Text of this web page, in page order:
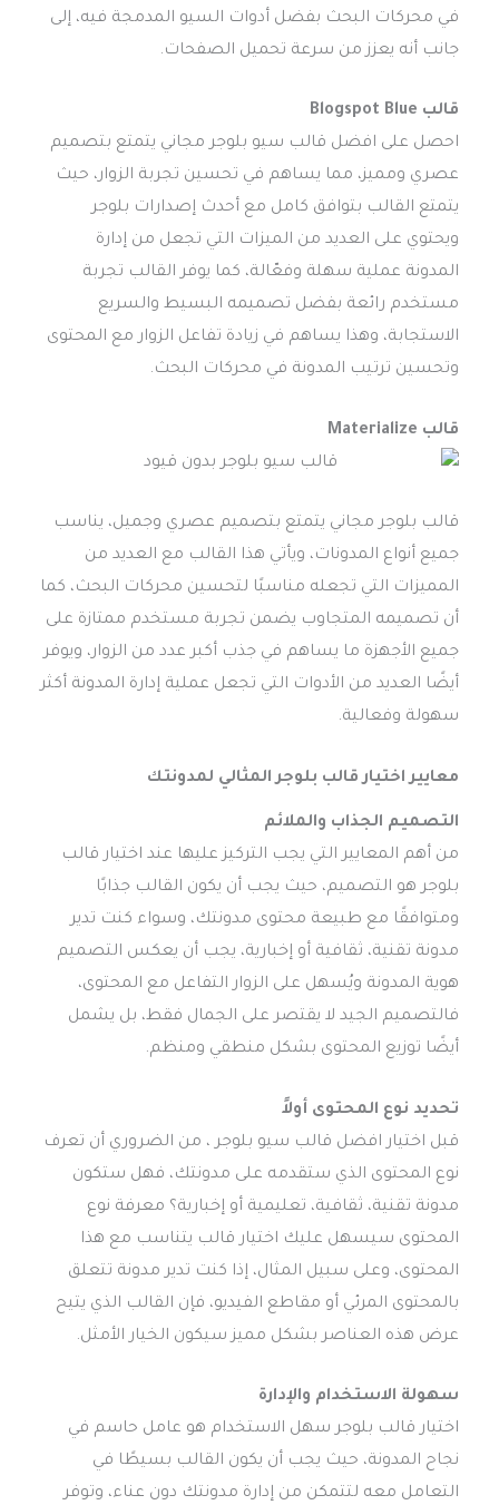
في محركات البحث بفضل أدوات السيو المدمجة فيه، إلى
جانب أنه يعزز من سرعة تحميل الصفحات.
قالب Blogspot Blue
احصل على افضل قالب سيو بلوجر مجاني يتمتع بتصميم
عصري ومميز، مما يساهم في تحسين تجربة الزوار، حيث
يتمتع القالب بتوافق كامل مع أحدث إصدارات بلوجر
ويحتوي على العديد من الميزات التي تجعل من إدارة
المدونة عملية سهلة وفعّالة، كما يوفر القالب تجربة
مستخدم رائعة بفضل تصميمه البسيط والسريع
الاستجابة، وهذا يساهم في زيادة تفاعل الزوار مع المحتوى
وتحسين ترتيب المدونة في محركات البحث.
قالب Materialize
قالب بلوجر مجاني يتمتع بتصميم عصري وجميل، يناسب
جميع أنواع المدونات، ويأتي هذا القالب مع العديد من
المميزات التي تجعله مناسبًا لتحسين محركات البحث، كما
أن تصميمه المتجاوب يضمن تجربة مستخدم ممتازة على
جميع الأجهزة ما يساهم في جذب أكبر عدد من الزوار، ويوفر
أيضًا العديد من الأدوات التي تجعل عملية إدارة المدونة أكثر
سهولة وفعالية.
معايير اختيار قالب بلوجر المثالي لمدونتك
التصميم الجذاب والملائم
من أهم المعايير التي يجب التركيز عليها عند اختيار قالب
بلوجر هو التصميم، حيث يجب أن يكون القالب جذابًا
ومتوافقًا مع طبيعة محتوى مدونتك، وسواء كنت تدير
مدونة تقنية، ثقافية أو إخبارية، يجب أن يعكس التصميم
هوية المدونة ويُسهل على الزوار التفاعل مع المحتوى،
فالتصميم الجيد لا يقتصر على الجمال فقط، بل يشمل
أيضًا توزيع المحتوى بشكل منطقي ومنظم.
تحديد نوع المحتوى أولاً
قبل اختيار افضل قالب سيو بلوجر ، من الضروري أن تعرف
نوع المحتوى الذي ستقدمه على مدونتك، فهل ستكون
مدونة تقنية، ثقافية، تعليمية أو إخبارية؟ معرفة نوع
المحتوى سيسهل عليك اختيار قالب يتناسب مع هذا
المحتوى، وعلى سبيل المثال، إذا كنت تدير مدونة تتعلق
بالمحتوى المرئي أو مقاطع الفيديو، فإن القالب الذي يتيح
عرض هذه العناصر بشكل مميز سيكون الخيار الأمثل.
سهولة الاستخدام والإدارة
اختيار قالب بلوجر سهل الاستخدام هو عامل حاسم في
نجاح المدونة، حيث يجب أن يكون القالب بسيطًا في
التعامل معه لتتمكن من إدارة مدونتك دون عناء، وتوفر